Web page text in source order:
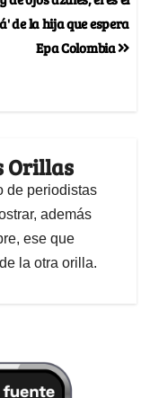
de la hija que espera
Epa Colombia
Orillas
de periodistas
además
ese que
la otra orilla.